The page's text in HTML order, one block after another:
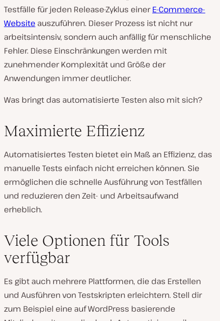
Testfälle für jeden Release-Zyklus einerE-Commerce-
Website auszuführen. Dieser Prozess ist nicht nur
arbeitsintensiv, sondern auch anfällig für menschliche
Fehler. Diese Einschränkungen werden mit
zunehmender Komplexität und Größe der
Anwendungen immer deutlicher.
Was bringt das automatisierte Testen also mit sich?
Maximierte Effizienz
Automatisiertes Testen bietet ein Maß an Effizienz, das
manuelle Tests einfach nicht erreichen können. Sie
ermöglichen die schnelle Ausführung von Testfällen
und reduzieren den Zeit- und Arbeitsaufwand
erheblich.
Viele Optionen für Tools
verfügbar
Es gibt auch mehrere Plattformen, die das Erstellen
und Ausführen von Testskripten erleichtern. Stell dir
zum Beispiel eine auf WordPress basierende